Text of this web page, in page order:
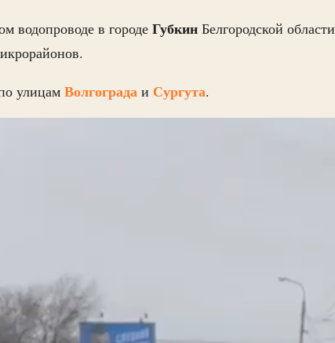
водопроводе в городе Губкин Белгородской области
улицам Волгограда и Сургута.